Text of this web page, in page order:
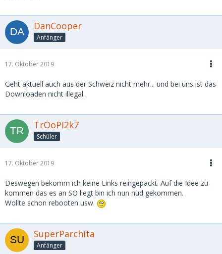
DanCooper
Anfänger
17. Oktober 2019
Geht aktuell auch aus der Schweiz nicht mehr... und bei uns ist das
Downloaden nicht illegal.
TrOoPi2k7
Schüler
17. Oktober 2019
Deswegen bekomm ich keine Links reingepackt. Auf die Idee zu
kommen das es an SO liegt bin ich nun nüd gekommen.
Wollte schon rebooten usw.
SuperParchita
Anfänger